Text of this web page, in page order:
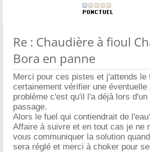
Re : Chaudière à fioul
Bora en panne
Merci pour ces pistes et j'attends le
certainement vérifier une
problème c'est qu'il l'a déjà lors d'un
passage.
Alors le fuel qui contiendrait de
Affaire à suivre et en tout cas je ne
vous communiquer la solution
sera réglé et merci à choker pour